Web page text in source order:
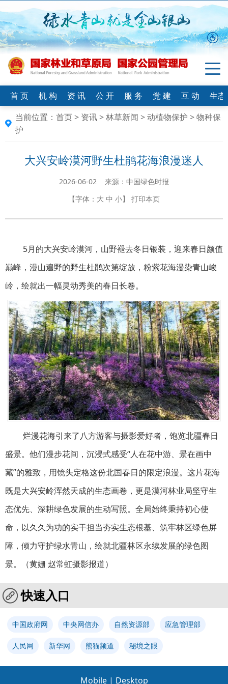
首 页 机 构 资 讯 公 开 服 务 党 建 互 动
生
当前位置： 首页> 资讯>林草新闻 >动植物保护 >物种保
护
大兴安岭漠河野生杜鹃花海浪漫迷人
2026-06-02 来源：中国绿色时报
【字体： 大 中 小】 打印本页
5月的大兴安岭漠河，山野褪去冬日银装，迎来春日颜值
巅峰，漫山遍野的野生杜鹃次第绽放，粉紫花海漫染青山峻
岭，绘就出一幅灵动秀美的春日长卷。
烂漫花海引来了八方游客与摄影爱好者，饱览北疆春日
盛景。他们漫步花间，沉浸式感受“人在花中游、景在画中
藏”的雅致，用镜头定格这份北国春日的限定浪漫。这片花海
既是大兴安岭浑然天成的生态画卷，更是漠河林业局坚守生
态优先、深耕绿色发展的生动写照。全局始终秉持初心使
命，以久久为功的实干担当夯实生态根基、筑牢林区绿色屏
障，倾力守护绿水青山，绘就北疆林区永续发展的绿色图
景。（黄姗 赵常虹摄影报道）
快速入口
中国政府网 中央网信办 自然资源部 应急管理部
人民网 新华网 熊猫频道 秘境之眼
Mobile | Desktop